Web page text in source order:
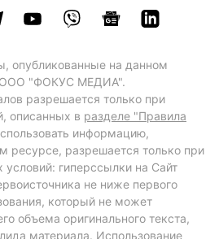
опубликованные на данном
ООО "ФОКУС МЕДИА".
разрешается только при
описанных в разделе "Правила
информацию,
ресурсе, разрешается только при
гиперссылки на Сайт
не ниже первого
который не может
объема оригинального текста,
материала. Использование